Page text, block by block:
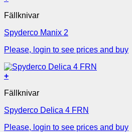
Fällknivar
Spyderco Manix 2
Please, login to see prices and buy
+
Fällknivar
Spyderco Delica 4 FRN
Please, login to see prices and buy